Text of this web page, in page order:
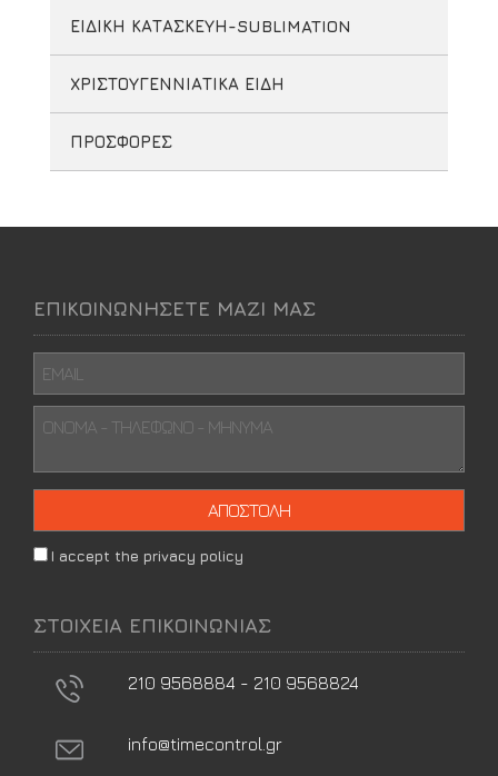
ΕΙΔΙΚΗ ΚΑΤΑΣΚΕΥΗ-SUBLIMATION
ΧΡΙΣΤΟΥΓΕΝΝΙΑΤΙΚΑ ΕΙΔΗ
ΠΡΟΣΦΟΡΕΣ
ΕΠΙΚΟΙΝΩΝΗΣΕΤΕ ΜΑΖΙ ΜΑΣ
I accept the privacy policy
ΣΤΟΙΧΕΙΑ ΕΠΙΚΟΙΝΩΝΙΑΣ
210 9568884 - 210 9568824
info@timecontrol.gr